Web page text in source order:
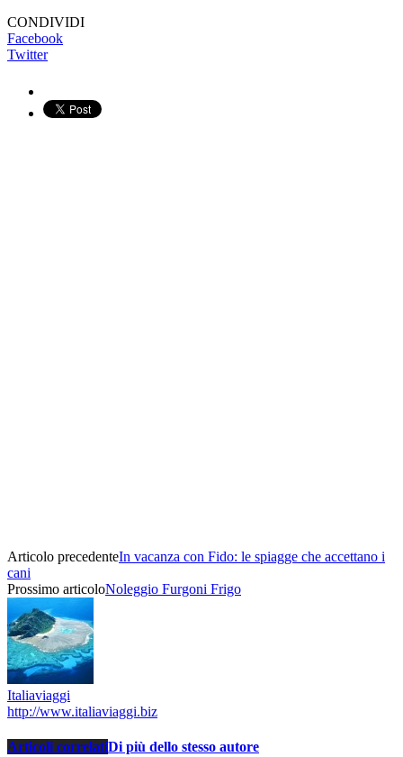
CONDIVIDI
Facebook
Twitter
Articolo precedenteIn vacanza con Fido: le spiagge che accettano i
cani
Prossimo articoloNoleggio Furgoni Frigo
Italiaviaggi
http://www.italiaviaggi.biz
Articoli correlatiDi più dello stesso autore